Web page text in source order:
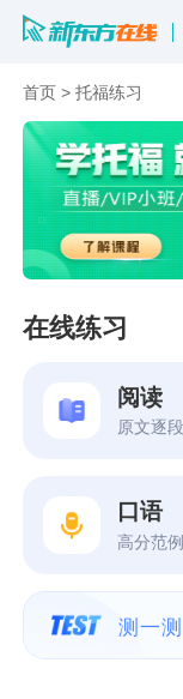
首页 >托福练习
在线练习
阅读
原文逐
口语
高分范
测一